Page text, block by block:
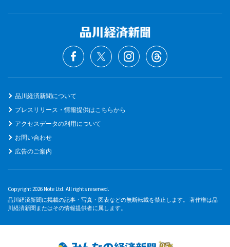
品川経済新聞について
プレスリリース・情報提供はこちらから
アクセスデータの利用について
お問い合わせ
広告のご案内
Copyright 2026 Note Ltd. All rights reserved.
品川経済新聞に掲載の記事・写真・図表などの無断転載を禁止します。 著作権は品
川経済新聞またはその情報提供者に属します。